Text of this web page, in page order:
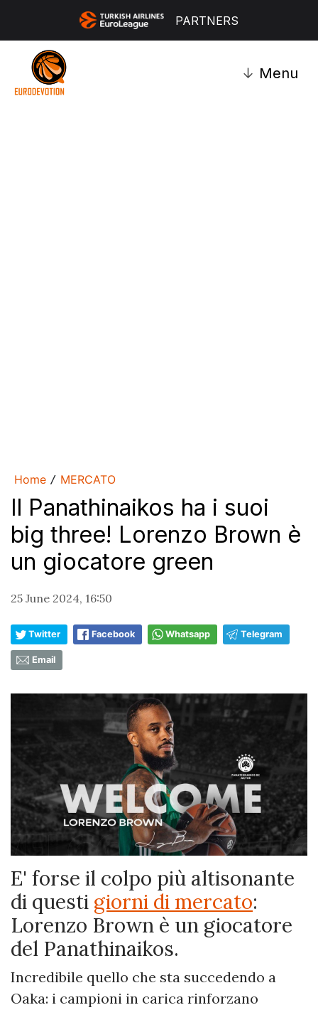
PARTNERS
↓ Menu
Home / MERCATO
Il Panathinaikos ha i suoi
big three! Lorenzo Brown è
un giocatore green
25 June 2024, 16:50
Twitter Facebook Whatsapp Telegram
Email
E' forse il colpo più altisonante
di questi giorni di mercato:
Lorenzo Brown è un giocatore
del Panathinaikos.
Incredibile quello che sta succedendo a
Oaka: i campioni in carica rinforzano